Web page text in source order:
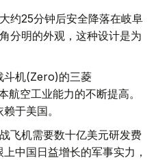
约25分钟后安全降落在岐阜
分明的外观，这种设计是为
斗机(Zero)的三菱
空工业能力的不断提高。
于美国。
飞机需要数十亿美元研发费
中国日益增长的军事实力，